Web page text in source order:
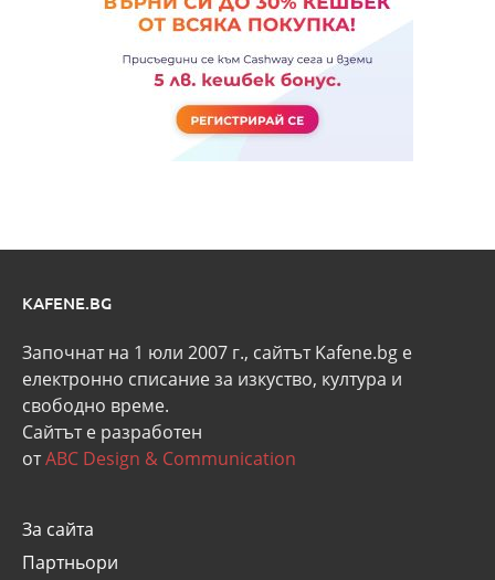
KAFENE.BG
Започнат на 1 юли 2007 г., сайтът Kafene.bg e
eлектронно списание за изкуство, култура и
свободно време.
Сайтът е разработен
отABC Design & Communication
За сайта
Партньори